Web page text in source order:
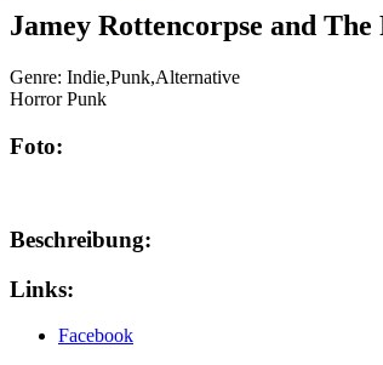
Jamey Rottencorpse and The
Genre: Indie,Punk,Alternative
Horror Punk
Foto:
Beschreibung:
Links:
Facebook